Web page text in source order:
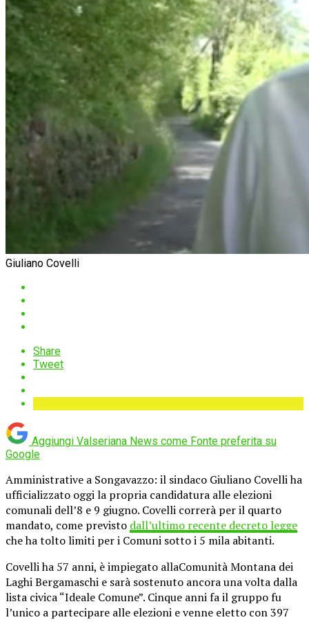
Giuliano Covelli
Share
Tweet
Aggiungi Valseriana News come Fonte preferita su
Google
Amministrative a Songavazzo: il sindaco Giuliano Covelli ha
ufficializzato oggi la propria candidatura alle elezioni
comunali dell’8 e 9 giugno. Covelli correrà per il quarto
mandato, come previsto dall’ultimo recente decreto legge
che ha tolto limiti per i Comuni sotto i 5 mila abitanti.
Covelli ha 57 anni, è impiegato allaComunità Montana dei
Laghi Bergamaschi e sarà sostenuto ancora una volta dalla
lista civica “Ideale Comune”. Cinque anni fa il gruppo fu
l’unico a partecipare alle elezioni e venne eletto con 397